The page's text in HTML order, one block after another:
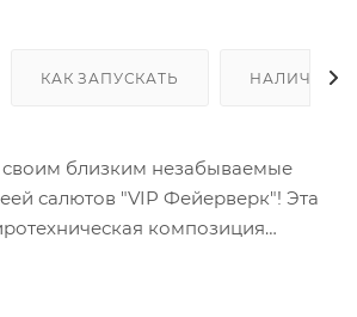
КАК ЗАПУСКАТЬ НАЛИЧИЕ
своим близким незабываемые
салютов "VIP Фейерверк"! Эта
композиция